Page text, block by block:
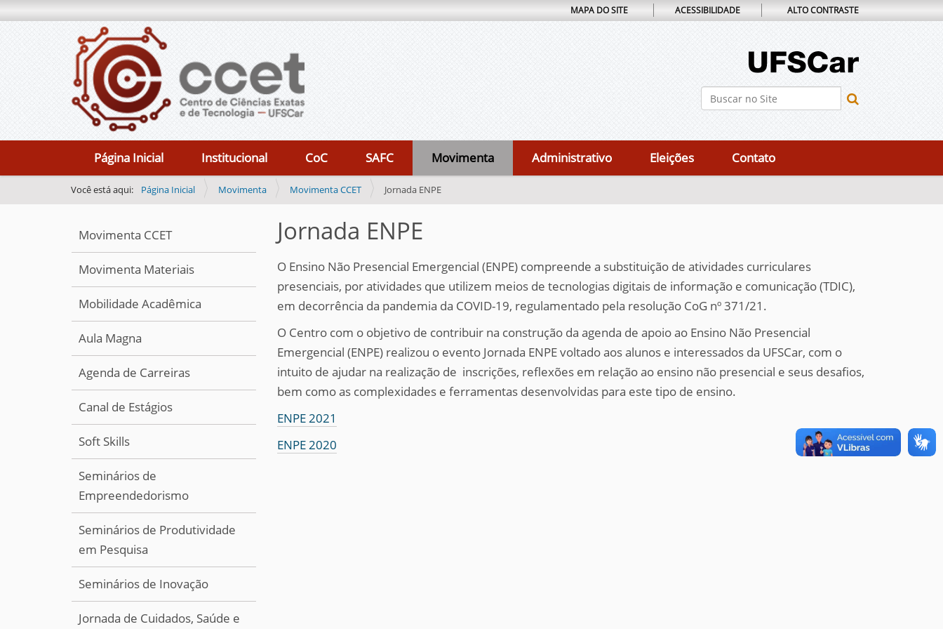
Busca
MAPA DO SITE ACESSIBILIDADE ALTO CONTRASTE
Página Inicial Institucional CoC SAFC Movimenta Administrativo Eleições Contato
Você está aqui: Página Inicial Movimenta Movimenta CCET Jornada ENPE
Movimenta CCET
Movimenta Materiais
Mobilidade Acadêmica
Aula Magna
Agenda de Carreiras
Canal de Estágios
Soft Skills
Seminários de
Empreendedorismo
Seminários de Produtividade
em Pesquisa
Seminários de Inovação
Jornada de Cuidados, Saúde e
Jornada ENPE
O Ensino Não Presencial Emergencial (ENPE) compreende a substituição de atividades curriculares
presenciais, por atividades que utilizem meios de tecnologias digitais de informação e comunicação (TDIC),
em decorrência da pandemia da COVID-19, regulamentado pela resolução CoG nº 371/21.
O Centro com o objetivo de contribuir na construção da agenda de apoio ao Ensino Não Presencial
Emergencial (ENPE) realizou o evento Jornada ENPE voltado aos alunos e interessados da UFSCar, com o
intuito de ajudar na realização de inscrições, reflexões em relação ao ensino não presencial e seus desafios,
bem como as complexidades e ferramentas desenvolvidas para este tipo de ensino.
ENPE 2021
ENPE 2020